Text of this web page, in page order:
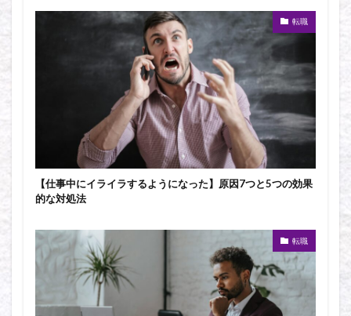
転職
【仕事中にイライラするようになった】原因7つと5つの効果
的な対処法
転職